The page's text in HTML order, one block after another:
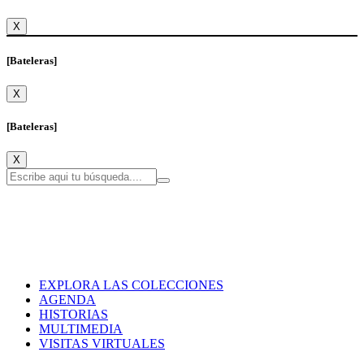
X
[Bateleras]
X
[Bateleras]
X
EXPLORA LAS COLECCIONES
AGENDA
HISTORIAS
MULTIMEDIA
VISITAS VIRTUALES